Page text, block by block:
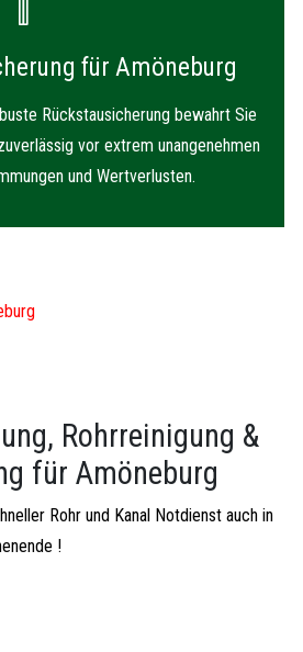
für Amöneburg
Rückstausicherung bewahrt Sie
vor extrem unangenehmen
und Wertverlusten.
Rohrreinigung &
für Amöneburg
Rohr und Kanal Notdienst auch in
!